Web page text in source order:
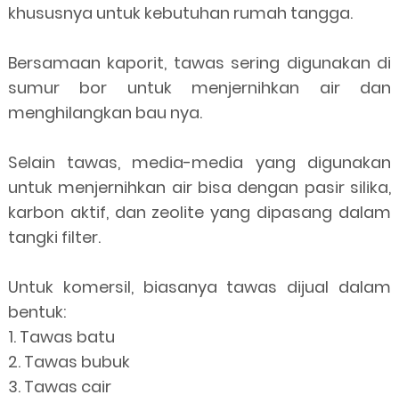
khususnya untuk kebutuhan rumah tangga.
Bersamaan kaporit, tawas sering digunakan di
sumur bor untuk menjernihkan air dan
menghilangkan bau nya.
Selain tawas, media-media yang digunakan
untuk menjernihkan air bisa dengan pasir silika,
karbon aktif, dan zeolite yang dipasang dalam
tangki filter.
Untuk komersil, biasanya tawas dijual dalam
bentuk:
1. Tawas batu
2. Tawas bubuk
3. Tawas cair